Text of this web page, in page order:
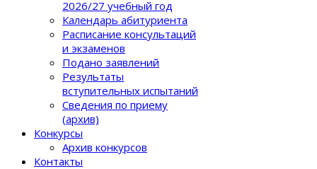
2026/27 учебный год
Календарь абитуриента
Расписание консультаций
и экзаменов
Подано заявлений
Результаты
вступительных испытаний
Сведения по приему
(архив)
Конкурсы
Архив конкурсов
Контакты